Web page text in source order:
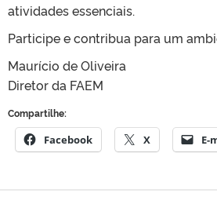
atividades essenciais.
Participe e contribua para um
Maurício de Oliveira
Diretor da FAEM
Compartilhe:
Facebook X E-